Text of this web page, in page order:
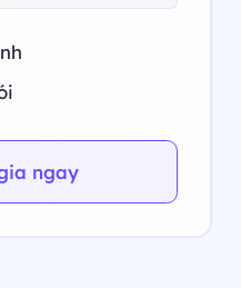
ngay